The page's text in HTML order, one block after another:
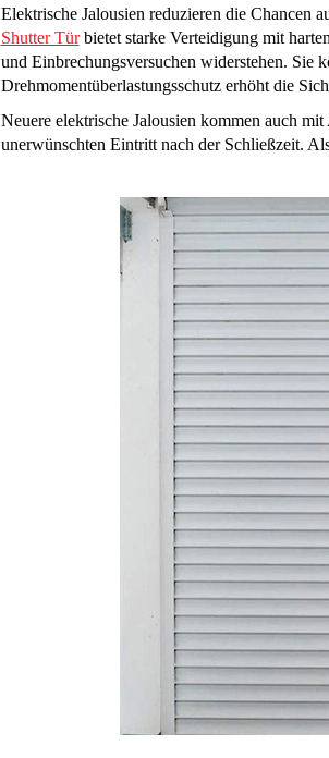
Elektrische Jalousien reduzieren die Chancen
Shutter Türbietet starke Verteidigung mit
und Einbrechungsversuchen widerstehen. Sie
Drehmomentüberlastungsschutz erhöht die
Neuere elektrische Jalousien kommen auch
unerwünschten Eintritt nach der Schließzeit.